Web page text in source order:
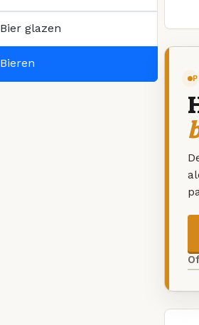
Bier glazen
Bieren